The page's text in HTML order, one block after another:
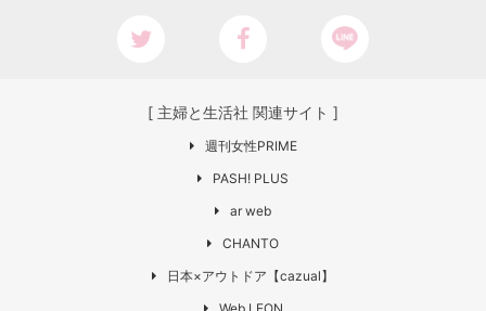
[ 主婦と生活社 関連サイト ]
週刊女性PRIME
PASH! PLUS
ar web
CHANTO
日本×アウトドア【cazual】